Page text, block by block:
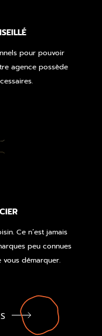
pour pouvoir
agence possède
Ce n’est jamais
peu connues
démarquer.